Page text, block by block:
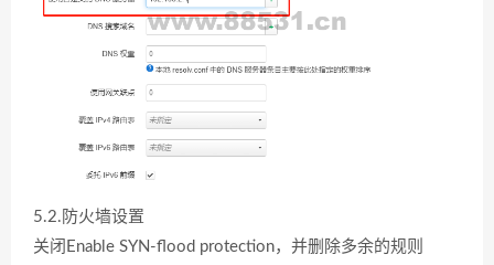
5.2.防火墙设置
关闭Enable SYN-flood protection，并删除多余的规则